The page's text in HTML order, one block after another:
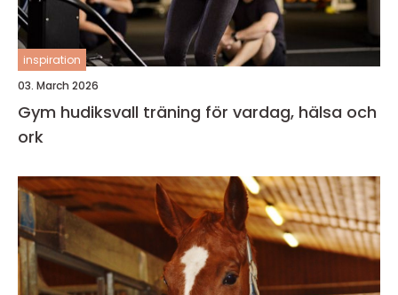
inspiration
03. March 2026
Gym hudiksvall träning för vardag, hälsa och
ork